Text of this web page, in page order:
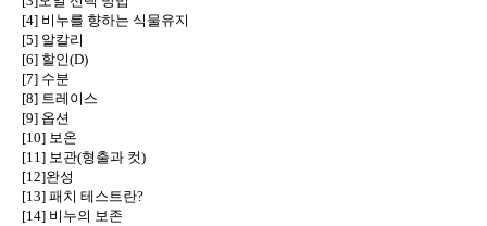
[4] 비누를 향하는 식물유지
[5] 알칼리
[6] 할인(D)
[7] 수분
[8] 트레이스
[9] 옵션
[10] 보온
[11] 보관(형출과 컷)
[12]완성
[13] 패치 테스트란?
[14] 비누의 보존